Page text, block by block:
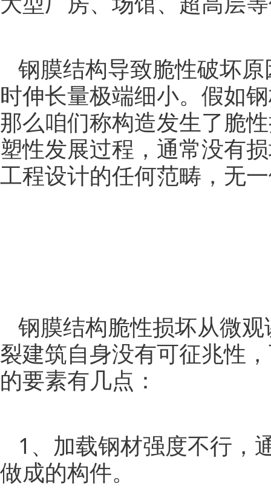
钢膜结构导致脆性破坏
时伸长量极端细小。假如
那么咱们称构造发生了脆
塑性发展过程，通常没有
工程设计的任何范畴，无
钢膜结构脆性损坏从微
裂建筑自身没有可征兆性
的要素有几点：
1、加载钢材强度不行，
做成的构件。